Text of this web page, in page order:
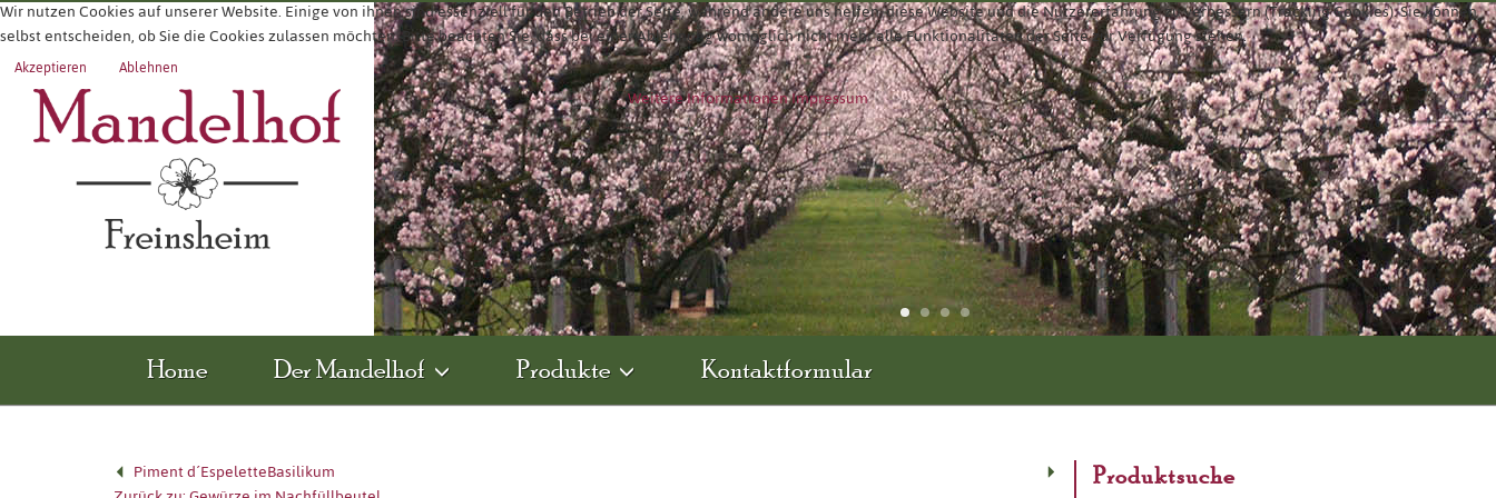
Home Der Mandelhof Produkte Kontaktformular
Piment d´EspeletteBasilikum
Produktsuche
Wir nutzen Cookies auf unserer Website. Einige von ihnen sind essenziell für den Betrieb der Seite, während andere uns helfen, diese Website und die Nutzererfahrung zu verbessern (Tracking Cookies). Sie können
selbst entscheiden, ob Sie die Cookies zulassen möchten. Bitte beachten Sie, dass bei einer Ablehnung womöglich nicht mehr alle Funktionalitäten der Seite zur Verfügung stehen.
Akzeptieren Ablehnen
Weitere InformationenImpressum